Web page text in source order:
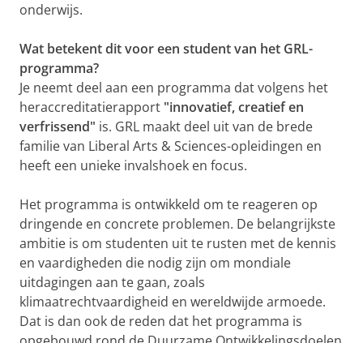
onderwijs.
Wat betekent dit voor een student van het GRL-
programma?
Je neemt deel aan een programma dat volgens het
heraccreditatierapport "innovatief, creatief en
verfrissend" is. GRL maakt deel uit van de brede
familie van Liberal Arts & Sciences-opleidingen en
heeft een unieke invalshoek en focus.
Het programma is ontwikkeld om te reageren op
dringende en concrete problemen. De belangrijkste
ambitie is om studenten uit te rusten met de kennis
en vaardigheden die nodig zijn om mondiale
uitdagingen aan te gaan, zoals
klimaatrechtvaardigheid en wereldwijde armoede.
Dat is dan ook de reden dat het programma is